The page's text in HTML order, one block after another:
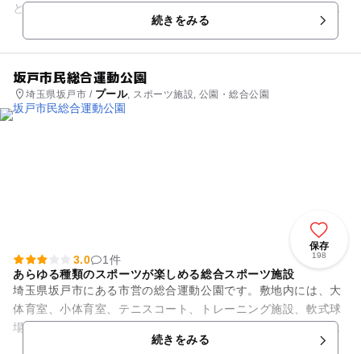
と、水深0.5m～0.6mの幼児用プールを備えています。 子供の
続きをみる
坂戸市民総合運動公園
埼玉県坂戸市 / プール, スポーツ施設, 公園・総合公園
保存
198
3.0
1件
あらゆる種類のスポーツが楽しめる総合スポーツ施設
埼玉県坂戸市にある市営の総合運動公園です。敷地内には、大
体育室、小体育室、テニスコート、トレーニング施設、軟式球
場、多目的運動場などがあり、あらゆる種類のスポーツを楽し
むことができる総合スポーツ...続きをみる